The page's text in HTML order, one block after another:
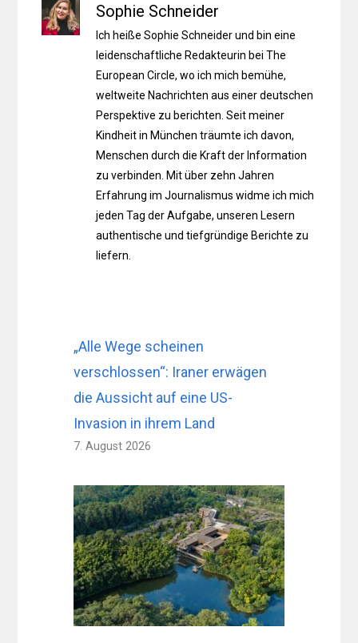
Sophie Schneider
Ich heiße Sophie Schneider und bin eine
leidenschaftliche Redakteurin bei The
European Circle, wo ich mich bemühe,
weltweite Nachrichten aus einer deutschen
Perspektive zu berichten. Seit meiner
Kindheit in München träumte ich davon,
Menschen durch die Kraft der Information
zu verbinden. Mit über zehn Jahren
Erfahrung im Journalismus widme ich mich
jeden Tag der Aufgabe, unseren Lesern
authentische und tiefgründige Berichte zu
liefern.
„Alle Wege scheinen
verschlossen“: Iraner erwägen
die Aussicht auf eine US-
Invasion in ihrem Land
7. August 2026